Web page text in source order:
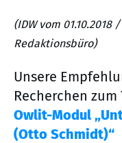
(IDW vom 01.10.2018
Redaktionsbüro)
Unsere
Recherchen
Owlit-Modul
(Otto Schmidt)“